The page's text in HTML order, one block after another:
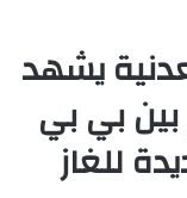
يشهد
بي بي
للغاز